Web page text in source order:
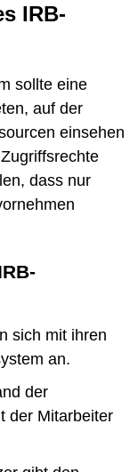
IRB-
sollte eine
auf der
einsehen
dass nur
sich mit ihren
an.
der
der Mitarbeiter